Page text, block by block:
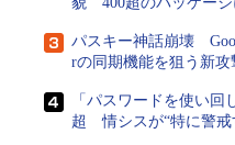
パスキー神話崩壊
rの同期機能を狙う新攻
「パスワードを使い回
超 情シスが“特に警戒